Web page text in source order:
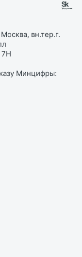
вн.тер.г.
7Н
Минцифры: